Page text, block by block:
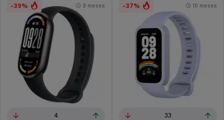
-39%
4
9 meses -37%
33
10 meses